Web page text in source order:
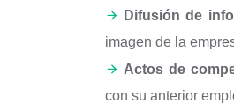
Difusión de
imagen de la
Actos de
con su anterior